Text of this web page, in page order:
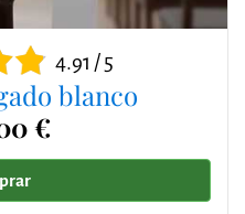
4.91 / 5
blanco
€